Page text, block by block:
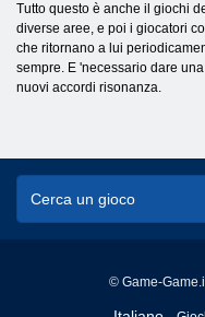
Tutto questo è anche il giochi
diverse aree, e poi i giocatori
che ritornano a lui
sempre. E 'necessario dare
nuovi accordi risonanza.
© Game-
English